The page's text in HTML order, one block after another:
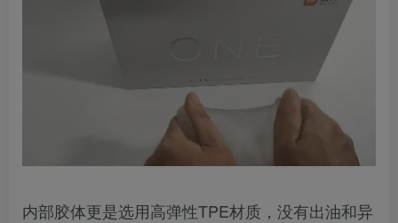
内部胶体更是选用高弹性TPE材质，没有出油和异